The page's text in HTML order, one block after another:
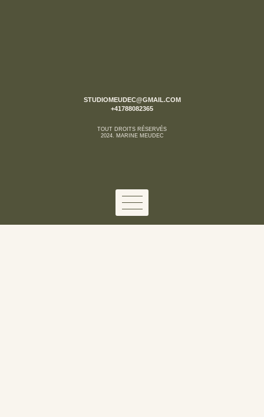
STUDIOMEUDEC@GMAIL.COM
+41788082365
TOUT DROITS RÉSERVÉS
2024. MARINE MEUDEC